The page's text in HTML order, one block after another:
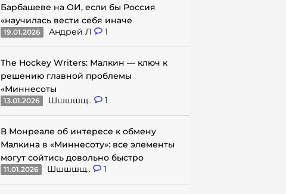
Барбашеве на ОИ, если бы Россия
«научилась вести себя иначе
19.01.2026 Андрей Л 1
The Hockey Writers: Малкин — ключ к
решению главной проблемы
«Миннесоты
13.01.2026 Шшшшщ.. 1
В Монреале об интересе к обмену
Малкина в «Миннесоту»: все элементы
могут сойтись довольно быстро
11.01.2026 Шшшшщ.. 1